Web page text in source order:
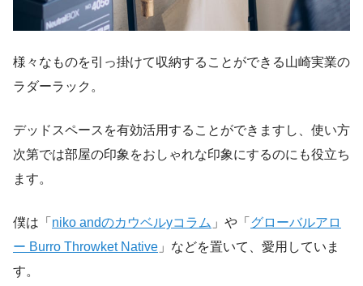
様々なものを引っ掛けて収納することができる山崎実業の
ラダーラック。
デッドスペースを有効活用することができますし、使い方
次第では部屋の印象をおしゃれな印象にするのにも役立ち
ます。
僕は「 niko andのカウベルyコラム 」や「 グローバルアロ
ー Burro Throwket Native 」などを置いて、愛用していま
す。